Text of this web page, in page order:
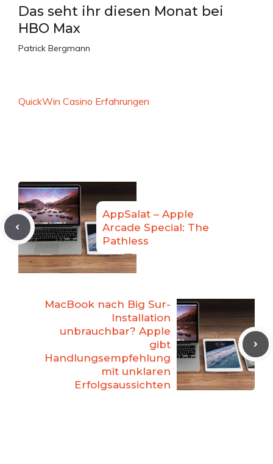
Das seht ihr diesen Monat bei
HBO Max
Patrick Bergmann
QuickWin Casino Erfahrungen
AppSalat – Apple
Arcade Special: The
Pathless
MacBook nach Big Sur-
Installation
unbrauchbar? Apple
gibt
Handlungsempfehlung
mit unklaren
Erfolgsaussichten